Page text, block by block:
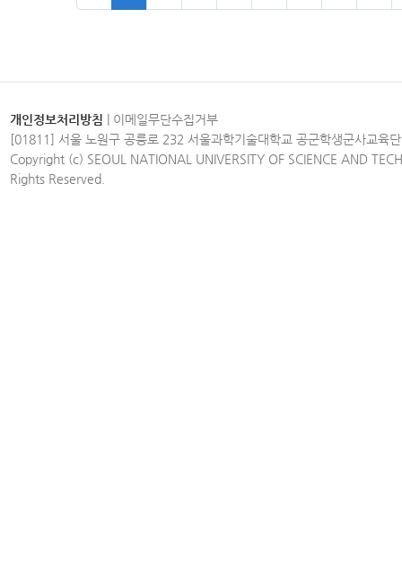
개인정보처리방침
이메일무단수집거부
[01811] 서울 노원구 공릉로 232 서울과학기술대학교 공군학생군사교육단
Copyright (c) SEOUL NATIONAL UNIVERSITY OF SCIENCE AND
Rights Reserved.